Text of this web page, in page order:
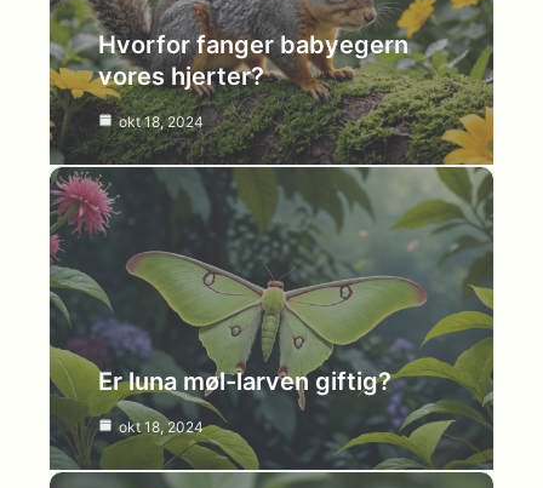
Hvorfor fanger babyegern
vores hjerter?
okt 18, 2024
Er luna møl-larven giftig?
okt 18, 2024